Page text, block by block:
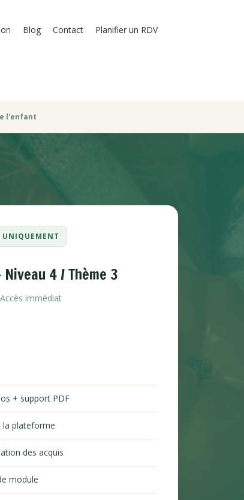
Blog Contact Planifier un RDV
l'enfant
4 / Thème 3
immédiat
+ support PDF
la plateforme
des acquis
module